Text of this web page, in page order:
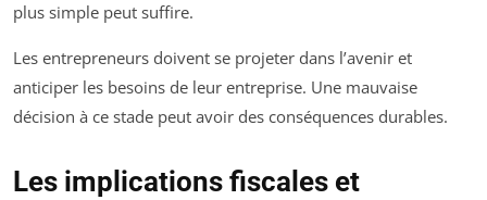
plus simple peut suffire.
Les entrepreneurs doivent se projeter dans l’avenir et
anticiper les besoins de leur entreprise. Une mauvaise
décision à ce stade peut avoir des conséquences durables.
Les implications fiscales et